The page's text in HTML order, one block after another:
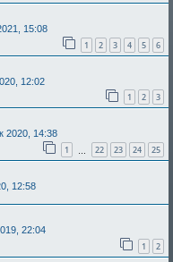
15:08
1 2 3 4 5 6
12:02
1 2 3
2020, 14:38
1 22 23 24 25
12:58
22:04
1 2